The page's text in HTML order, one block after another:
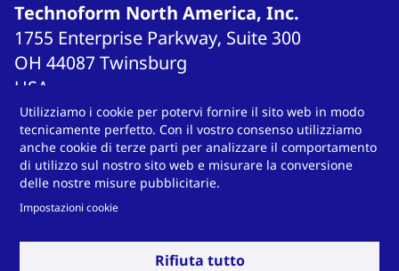
Technoform North America, Inc.
1755 Enterprise Parkway, Suite 300
OH 44087 Twinsburg
USA
Technoform North America, Inc. (Oregon
office)
1900 NE Highway 99w, Suite A1
McMinnville
Utilizziamo i cookie per potervi fornire il sito web in modo
tecnicamente perfetto. Con il vostro consenso utilizziamo
anche cookie di terze parti per analizzare il comportamento
di utilizzo sul nostro sito web e misurare la conversione
delle nostre misure pubblicitarie.
Impostazioni cookie
Rifiuta tutto